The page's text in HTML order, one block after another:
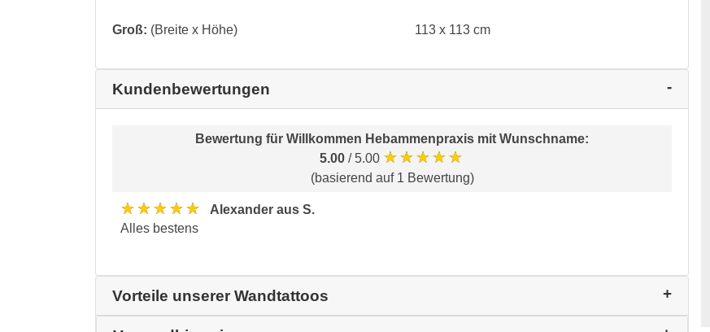
Groß: (Breite x Höhe) 113 x 113 cm
Kundenbewertungen
Bewertung für Willkommen Hebammenpraxis mit Wunschname:
5.00 / 5.00 ★★★★★
(basierend auf 1 Bewertung)
★★★★★
Alexander aus S.
Alles bestens
Vorteile unserer Wandtattoos